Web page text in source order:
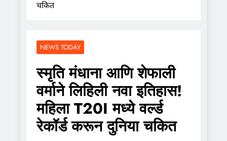
चकित
NEWS TODAY
स्मृति मंधाना आणि शेफाली
वर्माने लिहिली नवा इतिहास!
महिला T20I मध्ये वर्ल्ड
रेकॉर्ड करून दुनिया चकित